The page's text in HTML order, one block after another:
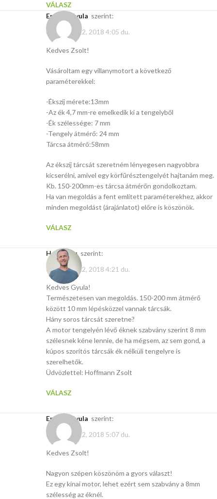
VÁLASZ
Erdélyi Gyula szerint:
december 22, 2018 4:05 du.
Kedves Zsolt!
Vásároltam egy villanymotort a következő
paraméterekkel:
-Ékszíj mérete:13mm
-Az ék 4,7 mm-re emelkedik ki a tengelyből
-Ék szélessége: 7 mm
-Tengely átmérő: 24 mm
Tárcsa átmérő:58mm
Az ékszíj tárcsát szeretném lényegesen nagyobbra
kicserélni, amivel egy körfűrésztengelyét hajtanám meg.
Kb. 150-200mm-es tárcsa átmérőn gondolkoztam.
Ha van megoldás a fent említett paraméterekhez, akkor
minden megoldást (árajánlatot) előre is köszönök.
VÁLASZ
Hasito.hu szerint:
december 22, 2018 4:21 du.
Kedves Gyula!
Természetesen van megoldás. 150-200 mm átmérő
között 10 mm lépésközzel vannak tárcsák.
Hány soros tárcsát szeretne?
A motor tengelyén lévő éknek szabvány szerint 8 mm
szélesnek kéne lennie, de ha mégsem, az sem gond, a
kúpos szorítós tárcsák ék nélküli tengelyre is
szerelhetők.
Üdvözlettel: Hoffmann Zsolt
VÁLASZ
Erdélyi Gyula szerint:
december 22, 2018 5:07 du.
Kedves Zsolt!
Nagyon szépen köszönöm a gyors választ!
Ez egy kínai motor, lehet ezért sem szabvány a 8mm
szélesség az éknél.